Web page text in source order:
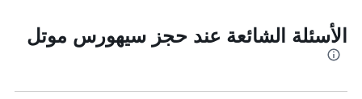
الأسئلة الشائعة عند حجز سيهورس موتل